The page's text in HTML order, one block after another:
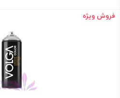
بود.
فعلی:
بستن
فروش ویژه